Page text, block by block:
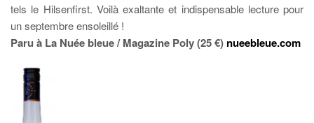
tels le Hilsenfirst. Voilà exaltante et indispensable lecture pour
un septembre ensoleillé !
Paru à La Nuée bleue / Magazine Poly (25 €) nueebleue.com